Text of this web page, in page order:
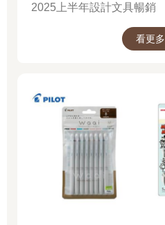
2025上半年設計文具暢銷
看更多